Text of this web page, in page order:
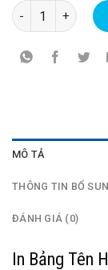
In bảng tên học
MÔ TẢ
THÔNG TIN BỔ
ĐÁNH GIÁ (0)
In Bảng Tên